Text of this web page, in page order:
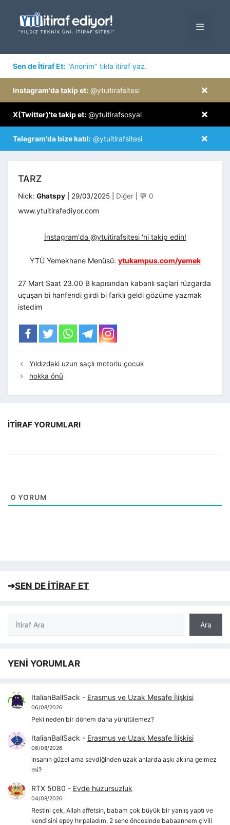
MENÜ
Sen de İtiraf Et: "Anonim" tıkla itiraf yaz.
×
Instagram'da takip et: @ytuitirafsitesi
×
X(Twitter)'te takip et: @ytuitirafsosyal
×
Telegram'da bize katıl: @ytuitirafsitesi
TARZ
Nick: Ghatspy 29/03/2025 Kategoriler
Diğer 💬 0
www.ytuitirafediyor.com
İnstagram'da @ytuitirafsitesi 'ni takip edin!
YTÜ Yemekhane Menüsü: ytukampus.com/yemek
27 Mart Saat 23.00 B kapısından kabanlı saçlari rüzgarda
uçuşan bi hanfendi girdi bi farklı geldi gözüme yazmak
istedim
Yıldızdaki uzun saçlı motorlu çocuk
hokka önü
İTIRAF YORUMLARI
0 YORUM
➔SEN DE İTİRAF ET
Ara
Ara
YENİ YORUMLAR
ItalianBallSack - Erasmus ve Uzak Mesafe İlişkisi
06/08/2026
Peki neden bir dönem daha yürütülemez?
ItalianBallSack - Erasmus ve Uzak Mesafe İlişkisi
06/08/2026
insanın güzel ama sevdiğinden uzak anlarda aşkı aklına gelmez
mi?
RTX 5080 - Evde huzursuzluk
04/08/2026
Restini çek, Allah affetsin, babam çok büyük bir yanlış yaptı ve
kendisini epey hırpaladım, 2 sene öncesinde babaannem çivili